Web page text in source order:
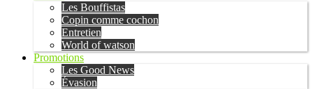
Les Bouffistas
Copin comme cochon
Entretien
World of watson
Promotions
Les Good News
Évasion